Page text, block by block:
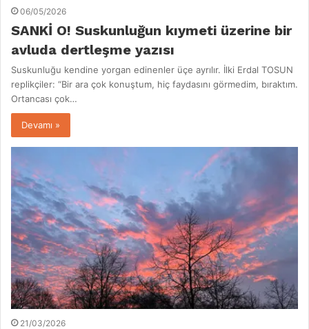
06/05/2026
SANKİ O! Suskunluğun kıymeti üzerine bir
avluda dertleşme yazısı
Suskunluğu kendine yorgan edinenler üçe ayrılır. İlki Erdal TOSUN
replikçiler: “Bir ara çok konuştum, hiç faydasını görmedim, bıraktım.
Ortancası çok…
Devamı »
21/03/2026